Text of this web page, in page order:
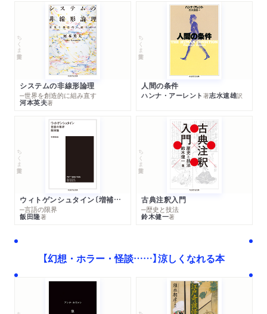
ちくま学芸文庫
システムの非線形論理
─世界を創造的に組み直す
河本英夫著
ちくま学芸文庫
人間の条件
ハンナ・アーレント 著志水速雄訳
ちくま学芸文庫
ウィトゲンシュタイン〔増補新版〕
─言語の限界
飯田隆著
ちくま学芸文庫
古典注釈入門
─歴史と技法
鈴木健一著
【幻想・ホラー・怪談……】涼しくなれる本